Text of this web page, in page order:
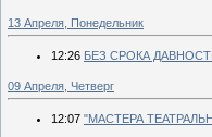
13 Апреля, Понедельник
12:26 БЕЗ СРОКА
09 Апреля, Четверг
12:07 "МАСТЕРА